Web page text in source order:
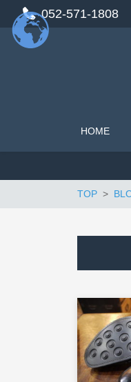
052-571-1808
HOME
TOP